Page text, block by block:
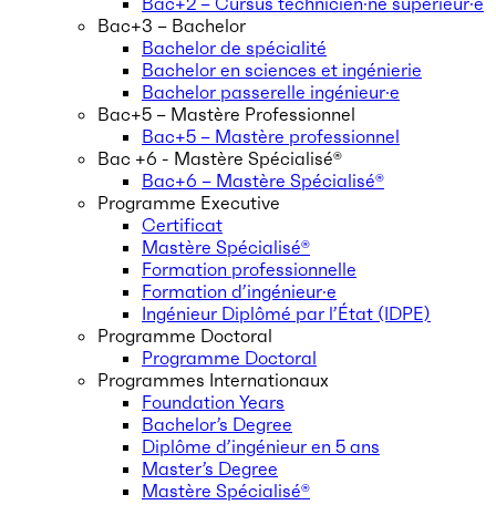
Bac+3 – Bachelor
Bachelor de spécialité
Bachelor en sciences et ingénierie
Bachelor passerelle ingénieur·e
Bac+5 – Mastère Professionnel
Bac+5 – Mastère professionnel
Bac +6 - Mastère Spécialisé®
Bac+6 – Mastère Spécialisé®
Programme Executive
Certificat
Mastère Spécialisé®
Formation professionnelle
Formation d’ingénieur·e
Ingénieur Diplômé par l’État (IDPE)
Programme Doctoral
Programme Doctoral
Programmes Internationaux
Foundation Years
Bachelor’s Degree
Diplôme d’ingénieur en 5 ans
Master’s Degree
Mastère Spécialisé®